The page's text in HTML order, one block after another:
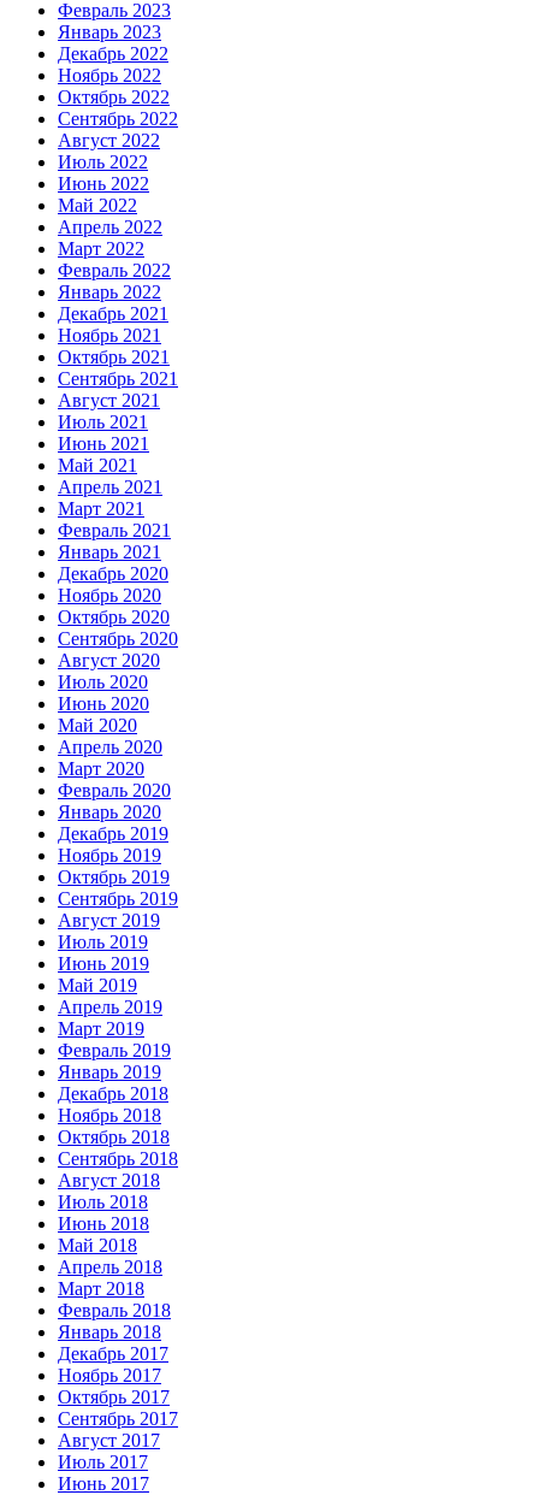
Февраль 2023
Январь 2023
Декабрь 2022
Ноябрь 2022
Октябрь 2022
Сентябрь 2022
Август 2022
Июль 2022
Июнь 2022
Май 2022
Апрель 2022
Март 2022
Февраль 2022
Январь 2022
Декабрь 2021
Ноябрь 2021
Октябрь 2021
Сентябрь 2021
Август 2021
Июль 2021
Июнь 2021
Май 2021
Апрель 2021
Март 2021
Февраль 2021
Январь 2021
Декабрь 2020
Ноябрь 2020
Октябрь 2020
Сентябрь 2020
Август 2020
Июль 2020
Июнь 2020
Май 2020
Апрель 2020
Март 2020
Февраль 2020
Январь 2020
Декабрь 2019
Ноябрь 2019
Октябрь 2019
Сентябрь 2019
Август 2019
Июль 2019
Июнь 2019
Май 2019
Апрель 2019
Март 2019
Февраль 2019
Январь 2019
Декабрь 2018
Ноябрь 2018
Октябрь 2018
Сентябрь 2018
Август 2018
Июль 2018
Июнь 2018
Май 2018
Апрель 2018
Март 2018
Февраль 2018
Январь 2018
Декабрь 2017
Ноябрь 2017
Октябрь 2017
Сентябрь 2017
Август 2017
Июль 2017
Июнь 2017